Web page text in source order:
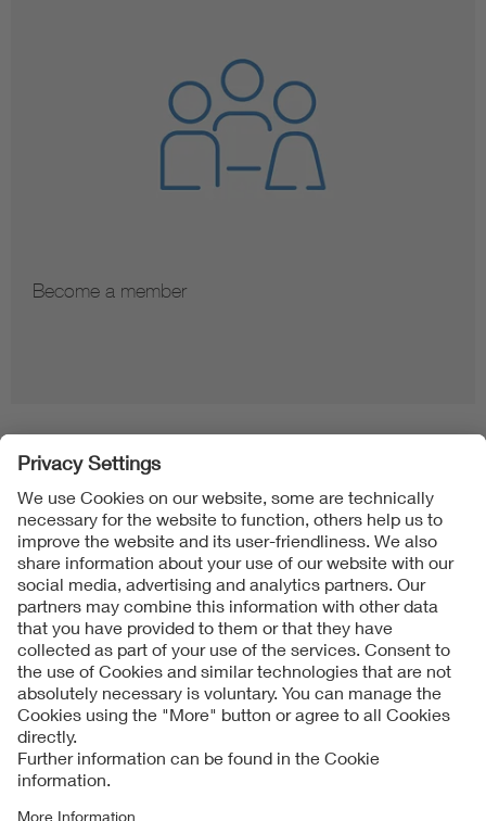
Become a member
Folgen Sie uns
Contact
Imprint
Data Protection Notice